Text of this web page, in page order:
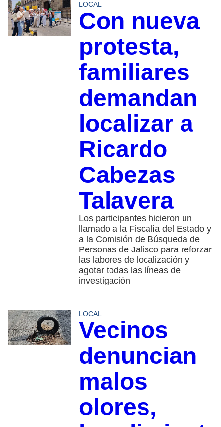
LOCAL
Con nueva
protesta,
familiares
demandan
localizar a
Ricardo
Cabezas
Talavera
Los participantes hicieron un
llamado a la Fiscalía del Estado y
a la Comisión de Búsqueda de
Personas de Jalisco para reforzar
las labores de localización y
agotar todas las líneas de
investigación
LOCAL
Vecinos
denuncian
malos
olores,